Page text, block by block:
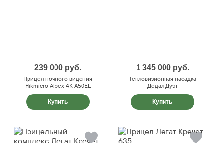
239 000 руб.
Прицел ночного видения
Hikmicro Alpex 4K A50EL
Купить
1 345 000 руб.
Тепловизионная насадка
Дедал Дуэт
Купить